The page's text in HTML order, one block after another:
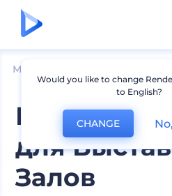
Мокапы
Мокапы
для
Залов
Would you like to change
to English?
CHANGE